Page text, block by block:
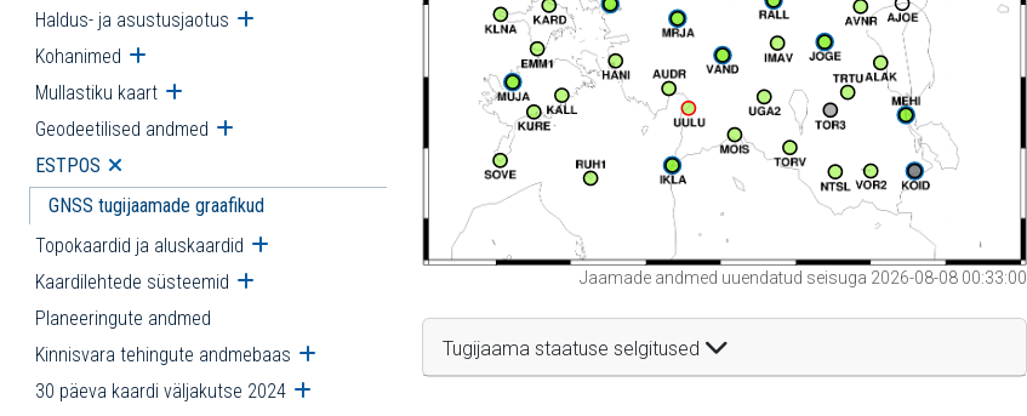
Haldus- ja asustusjaotus Ava alammenüü
Kohanimed Ava alammenüü
Mullastiku kaart Ava alammenüü
Geodeetilised andmed Ava alammenüü
ESTPOS Ava alammenüü
GNSS tugijaamade graafikud
Topokaardid ja aluskaardid Ava alammenüü
Kaardilehtede süsteemid Ava alammenüü
Planeeringute andmed
Kinnisvara tehingute andmebaas Ava alammenüü
30 päeva kaardi väljakutse 2024 Ava alammenüü
Jaamade andmed uuendatud seisuga 2026-08-08 00:33:00
Tugijaama staatuse selgitused